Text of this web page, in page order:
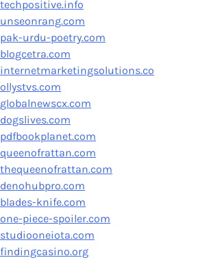
techpositive.info
unseonrang.com
pak-urdu-poetry.com
blogcetra.com
internetmarketingsolutions.co
ollystvs.com
globalnewscx.com
dogslives.com
pdfbookplanet.com
queenofrattan.com
thequeenofrattan.com
denohubpro.com
blades-knife.com
one-piece-spoiler.com
studiooneiota.com
findingcasino.org